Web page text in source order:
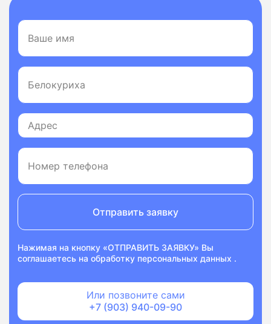
Отправить заявку
Нажимая на кнопку «ОТПРАВИТЬ ЗАЯВКУ» Вы
соглашаетесь на обработку персональных данных .
Или позвоните сами
+7 (903) 940-09-90